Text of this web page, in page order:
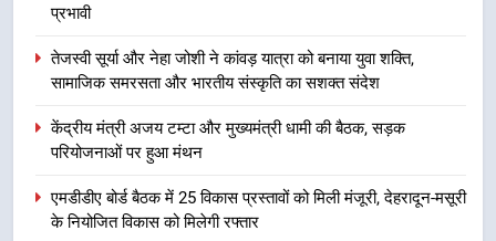
3
धामी की बैठक, सड़क परियोजनाओं पर
हुआ मंथन
4
एमडीडीए बोर्ड बैठक में 25 विकास प्रस्तावों
को मिली मंजूरी, देहरादून-मसूरी के
प्रभावी
तेजस्वी सूर्या और नेहा जोशी ने कांवड़ यात्रा को बनाया युवा शक्ति,
सामाजिक समरसता और भारतीय संस्कृति का सशक्त संदेश
केंद्रीय मंत्री अजय टम्टा और मुख्यमंत्री धामी की बैठक, सड़क
परियोजनाओं पर हुआ मंथन
एमडीडीए बोर्ड बैठक में 25 विकास प्रस्तावों को मिली मंजूरी, देहरादून-मसूरी
के नियोजित विकास को मिलेगी रफ्तार